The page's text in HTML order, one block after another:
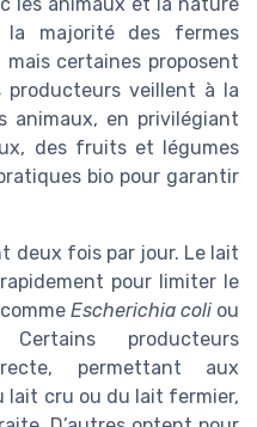
la majorité des fermes
certaines proposent
producteurs veillent à la
animaux, en privilégiant
des fruits et légumes
bio pour garantir
deux fois par jour. Le lait
pour limiter le
Escherichia coli ou
producteurs
permettant aux
lait cru ou du lait fermier,